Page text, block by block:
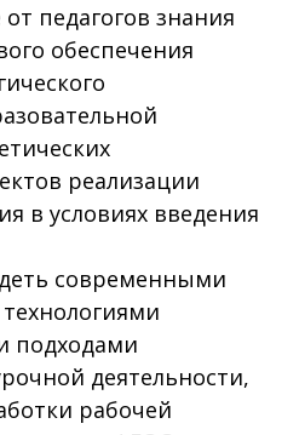
педагогов знания
обеспечения
реализации
в условиях введения
современными
подходами
деятельности,
рабочей